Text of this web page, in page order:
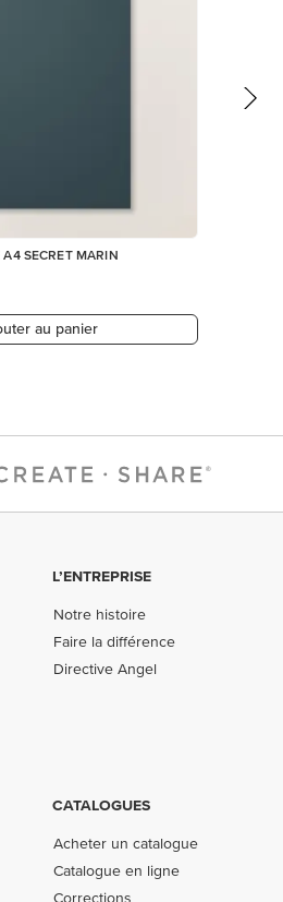
SECRET MARIN
au panier
L’ENTREPRISE
Notre histoire
Faire la différence
Directive Angel
CATALOGUES
Acheter un catalogue
Catalogue en ligne
Corrections